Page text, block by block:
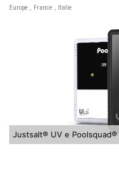
Europe , France , Italie
Justsalt® UV e Poolsquad®